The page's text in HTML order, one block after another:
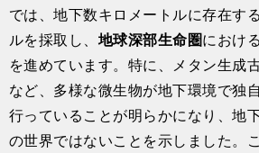
では、地下数キロメートルに存在す
ルを採取し、 地球深部生命圏におけ
を進めています。特に、メタン生成
など、多様な微生物が地下環境で独
行っていることが明らかになり、地
の世界ではないことを示しました。